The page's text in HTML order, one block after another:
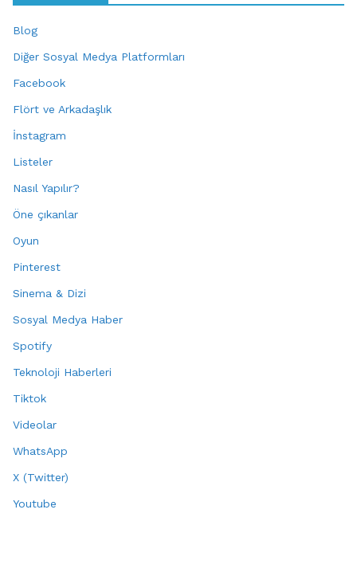
Blog
Diğer Sosyal Medya Platformları
Facebook
Flört ve Arkadaşlık
İnstagram
Listeler
Nasıl Yapılır?
Öne çıkanlar
Oyun
Pinterest
Sinema & Dizi
Sosyal Medya Haber
Spotify
Teknoloji Haberleri
Tiktok
Videolar
WhatsApp
X (Twitter)
Youtube